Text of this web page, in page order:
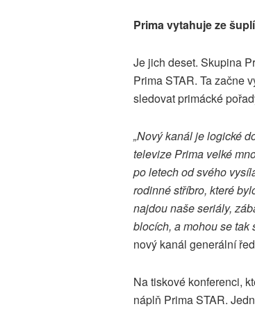
Prima vytahuje ze
Je jich deset. Skupina
Prima STAR. Ta začne
sledovat primácké
„Nový kanál je logické
televize Prima velké
po letech od svého
rodinné stříbro, které
najdou naše seriály,
blocích, a mohou se tak
nový kanál generální
Na tiskové konferenci,
náplň Prima STAR.